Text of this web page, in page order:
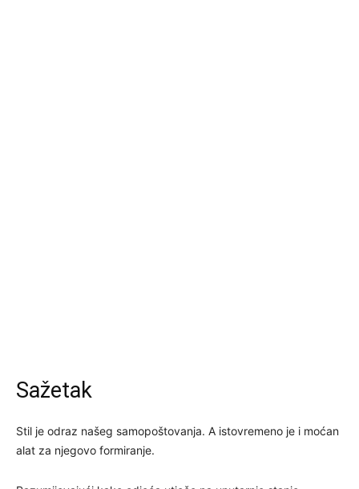
Sažetak
Stil je odraz našeg samopoštovanja. A istovremeno je i moćan
alat za njegovo formiranje.